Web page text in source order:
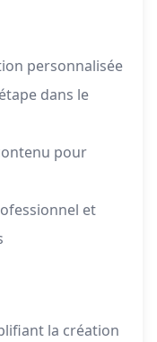
personnalisée
dans le
pour
et
la création